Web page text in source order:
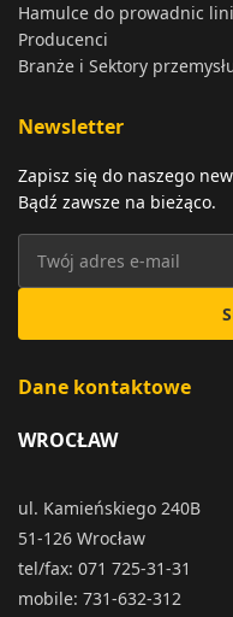
Hamulce do prowadnic
Producenci
Branże i Sektory
Newsletter
Zapisz się do naszego
Bądź zawsze na bieżąco.
Dane kontaktowe
WROCŁAW
ul. Kamieńskiego 240B
51-126 Wrocław
tel/fax: 071 725-31-31
mobile: 731-632-312